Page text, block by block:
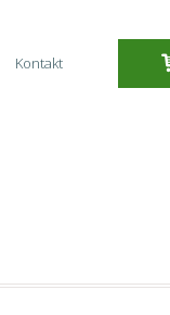
Kontakt